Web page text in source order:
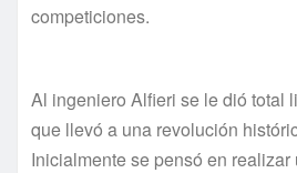
competiciones.
Al ingeniero Alfieri se le dió total
que llevó a una revolución
Inicialmente se pensó en